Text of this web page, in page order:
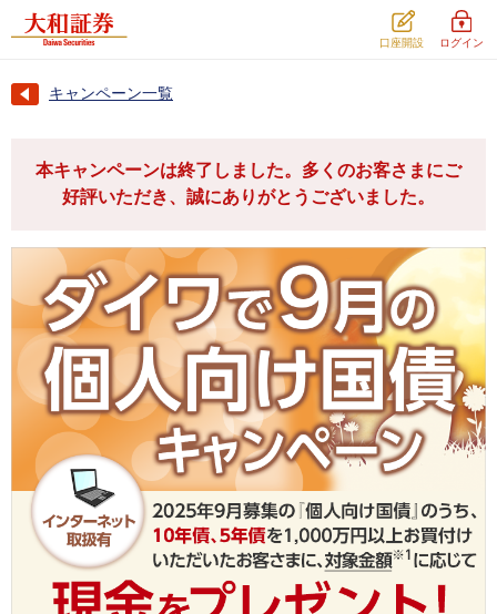
口座開設 ログイン
キャンペーン一覧
本キャンペーンは終了しました。多くのお客さまにご
好評いただき、誠にありがとうございました。